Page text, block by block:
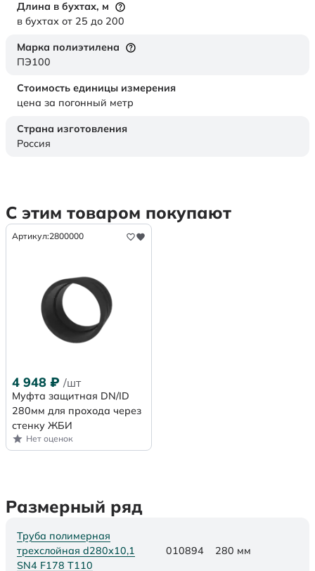
Длина в бухтах, м
в бухтах от 25 до 200
Марка полиэтилена
ПЭ100
Стоимость единицы измерения
цена за погонный метр
Страна изготовления
Россия
С этим товаром покупают
Артикул:2800000
4 948 ₽ /шт
Муфта защитная DN/ID
280мм для прохода через
стенку ЖБИ
Нет оценок
Размерный ряд
Труба полимерная
трехслойная d280х10,1
SN4 F178 Т110
010894 280 мм